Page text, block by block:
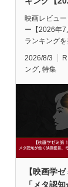
映画レビュ
ー【2026年7
ランキングを
2026/8/3
ング 特集
【映画学
「メタ認